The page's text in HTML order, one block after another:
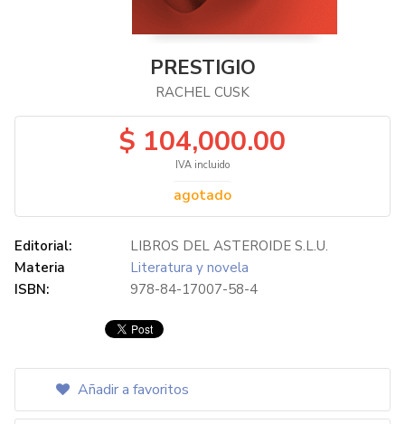
PRESTIGIO
RACHEL CUSK
$ 104,000.00
IVA incluido
agotado
Editorial:
LIBROS DEL ASTEROIDE S.L.U.
Materia
Literatura y novela
ISBN:
978-84-17007-58-4
Añadir a favoritos